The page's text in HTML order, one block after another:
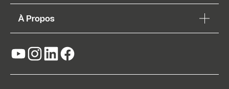
À Propos